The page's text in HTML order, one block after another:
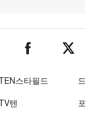
아 네이버TV
텐아시아 페이스
텐아
스타필드
텐